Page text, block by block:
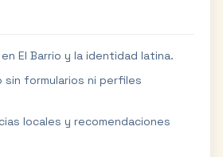
El Barrio y la identidad latina.
sin formularios ni perfiles
locales y recomendaciones